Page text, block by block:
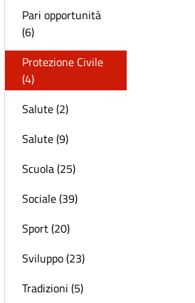
Pari opportunità
(6)
Protezione Civile
(4)
Salute (2)
Salute (9)
Scuola (25)
Sociale (39)
Sport (20)
Sviluppo (23)
Tradizioni (5)